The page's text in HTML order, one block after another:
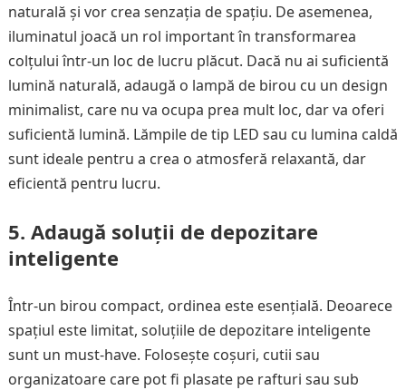
naturală și vor crea senzația de spațiu. De asemenea,
iluminatul joacă un rol important în transformarea
colțului într-un loc de lucru plăcut. Dacă nu ai suficientă
lumină naturală, adaugă o lampă de birou cu un design
minimalist, care nu va ocupa prea mult loc, dar va oferi
suficientă lumină. Lămpile de tip LED sau cu lumina caldă
sunt ideale pentru a crea o atmosferă relaxantă, dar
eficientă pentru lucru.
5. Adaugă soluții de depozitare
inteligente
Într-un birou compact, ordinea este esențială. Deoarece
spațiul este limitat, soluțiile de depozitare inteligente
sunt un must-have. Folosește coșuri, cutii sau
organizatoare care pot fi plasate pe rafturi sau sub